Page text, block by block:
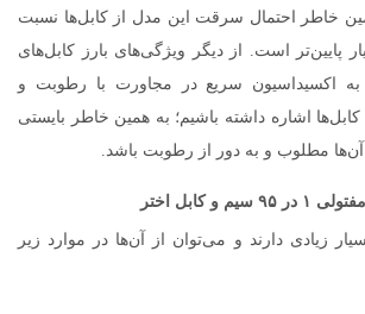
خاطر احتمال سرقت این مدل از کابل‌ها نسبت
پایین‌تر است. از دیگر ویژگی‌های بارز کابل‌های
به اکسیداسیون سریع در مجاورت با رطوبت و
اشاره داشته باشیم؛ به همین خاطر بایستی
مطلوب و به دور از رطوبت باشد.
و کابل اختر
زیادی دارند و می‌توان از آن‌ها در موارد زیر